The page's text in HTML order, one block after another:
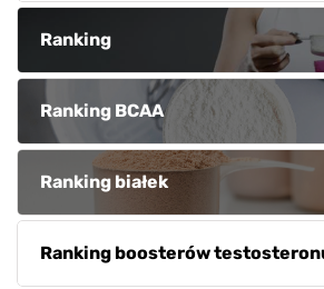
Ranking
Ranking BCAA
Ranking białek
Ranking boosterów